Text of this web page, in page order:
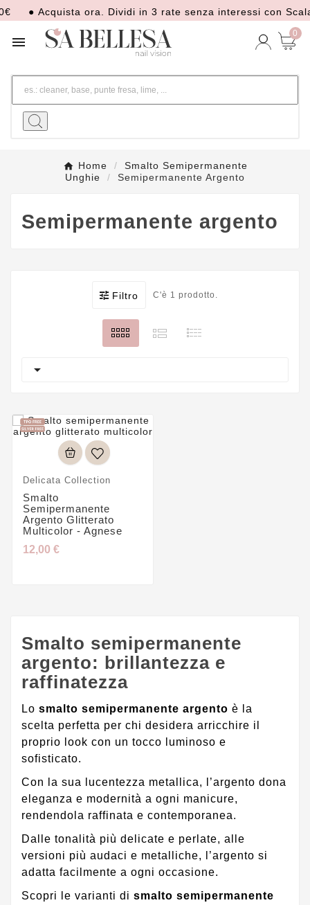
● Acquista ora. Dividi in 3 rate senza interessi con

0
Home
Smalto Semipermanente
Unghie
Semipermanente Argento
Semipermanente argento
Filtro C'è 1 prodotto.

Delicata Collection
Smalto
Semipermanente
Argento Glitterato
Multicolor - Agnese
12,00 €
Smalto semipermanente
argento: brillantezza e
raffinatezza
Lo smalto semipermanente argento è la
scelta perfetta per chi desidera arricchire il
proprio look con un tocco luminoso e
sofisticato.
Con la sua lucentezza metallica, l’argento dona
eleganza e modernità a ogni manicure,
rendendola raffinata e contemporanea.
Dalle tonalità più delicate e perlate, alle
versioni più audaci e metalliche, l’argento si
adatta facilmente a ogni occasione.
Scopri le varianti di smalto semipermanente